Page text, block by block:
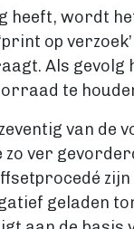
heeft, wordt
op
Als gevolg
te
van de
zo ver
geladen